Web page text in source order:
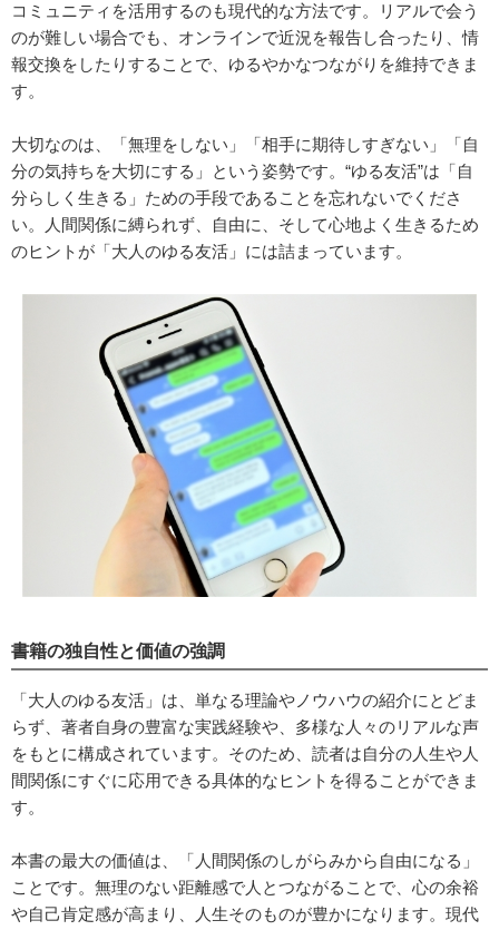
コミュニティを活用するのも現代的な方法です。リアルで会う
のが難しい場合でも、オンラインで近況を報告し合ったり、情
報交換をしたりすることで、ゆるやかなつながりを維持できま
す。
大切なのは、「無理をしない」「相手に期待しすぎない」「自
分の気持ちを大切にする」という姿勢です。“ゆる友活”は「自
分らしく生きる」ための手段であることを忘れないでくださ
い。人間関係に縛られず、自由に、そして心地よく生きるため
のヒントが「大人のゆる友活」には詰まっています。
書籍の独自性と価値の強調
「大人のゆる友活」は、単なる理論やノウハウの紹介にとどま
らず、著者自身の豊富な実践経験や、多様な人々のリアルな声
をもとに構成されています。そのため、読者は自分の人生や人
間関係にすぐに応用できる具体的なヒントを得ることができま
す。
本書の最大の価値は、「人間関係のしがらみから自由になる」
ことです。無理のない距離感で人とつながることで、心の余裕
や自己肯定感が高まり、人生そのものが豊かになります。現代